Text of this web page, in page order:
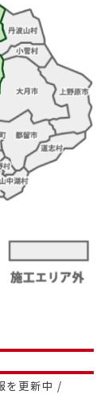
を更新中 /